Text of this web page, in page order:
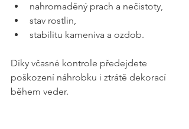
nahromaděný prach a nečistoty,
stav rostlin,
stabilitu kameniva a ozdob.
Díky včasné kontrole předejdete
poškození náhrobku i ztrátě dekorací
během veder.